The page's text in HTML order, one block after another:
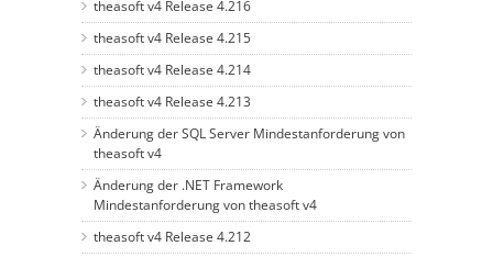
theasoft v4 Release 4.216
theasoft v4 Release 4.215
theasoft v4 Release 4.214
theasoft v4 Release 4.213
Änderung der SQL Server Mindestanforderung von
theasoft v4
Änderung der .NET Framework
Mindestanforderung von theasoft v4
theasoft v4 Release 4.212